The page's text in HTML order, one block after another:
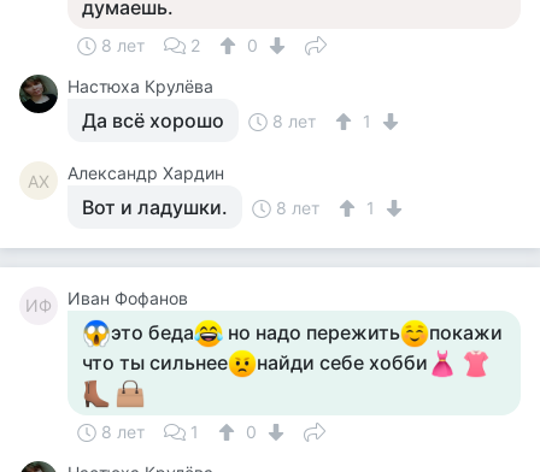
думаешь.
8 лет 2
0
Настюха Крулёва
Да всё хорошо 8 лет 1
АХ Александр Хардин
Вот и ладушки. 8 лет 1
ИФ Иван Фофанов
это беда но надо пережить
покажи
что ты сильнее
найди себе хобби
8 лет 1
0